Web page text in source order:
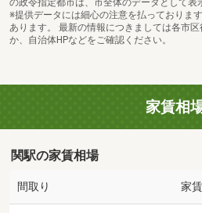
※提供データには細心の注意を払っておりま
あります。 最新の情報につきましては各市
か、自治体HPなどをご確認ください。
家賃相
関駅の家賃相場
間取り 家